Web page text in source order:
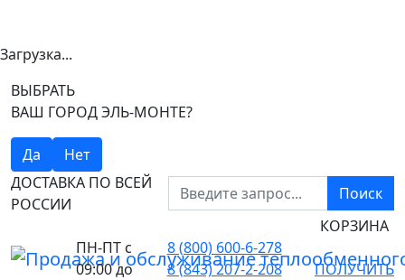
Загрузка...
ВЫБРАТЬ
ВАШ ГОРОД ЭЛЬ-МОНТЕ?
Да
Нет
ДОСТАВКА ПО ВСЕЙ
РОССИИ
Поиск
ПН-ПТ с
09:00 до
8 (800) 600-6-278
8 (843) 207-2-208
КОРЗИНА
ПОЛУЧИТЬ